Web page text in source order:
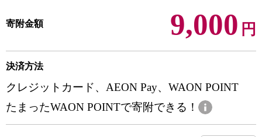
寄附金額 9,000 円
決済方法
クレジットカード、AEON Pay、WAON POINT
たまったWAON POINTで寄附できる！